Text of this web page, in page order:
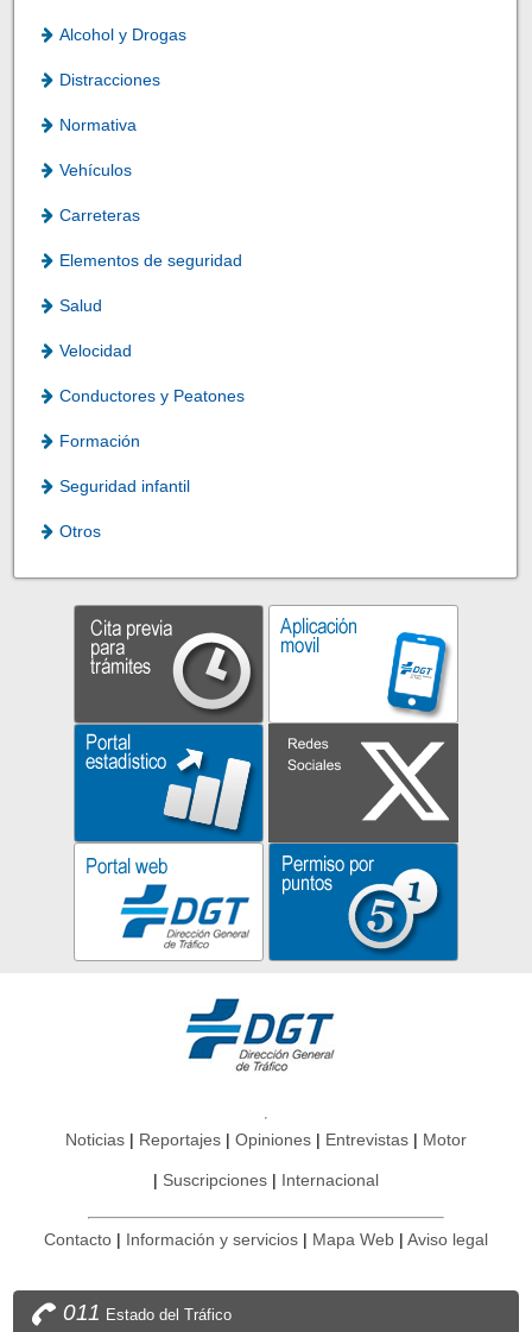
Alcohol y Drogas
Distracciones
Normativa
Vehículos
Carreteras
Elementos de seguridad
Salud
Velocidad
Conductores y Peatones
Formación
Seguridad infantil
Otros
Noticias Reportajes Opiniones Entrevistas Motor
Suscripciones Internacional
Contacto Información y servicios Mapa Web Aviso legal
011 Estado del Tráfico